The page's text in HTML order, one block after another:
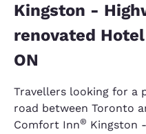
Kingston -
renovated
ON
Travellers looking for a
road between Toronto
Comfort Inn® Kingston